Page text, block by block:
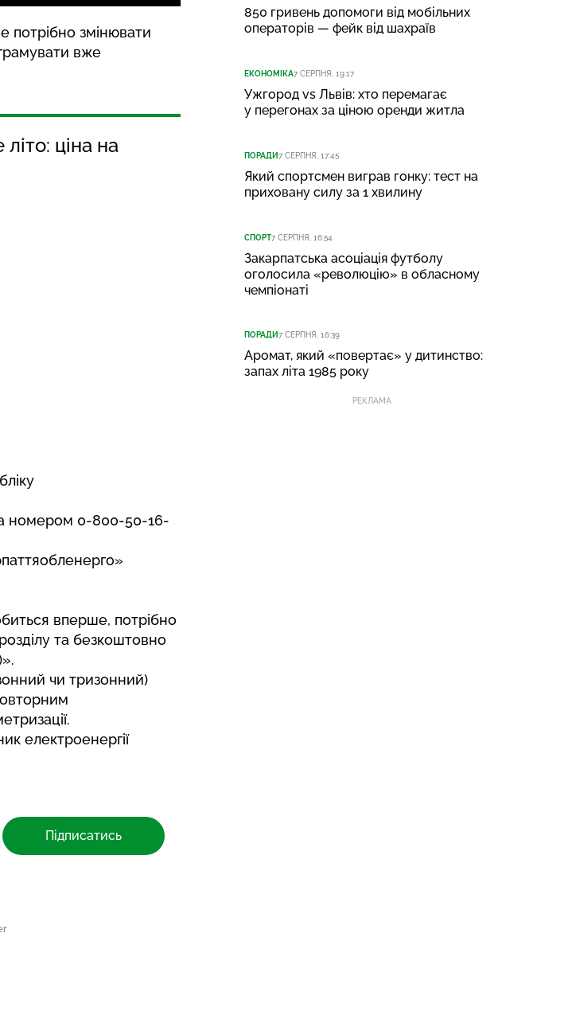
потрібно змінювати
вже
ціна на
номером 0-800-50-16-
вперше, потрібно
та безкоштовно
чи тризонний)
електроенергії
Підписатись
850 гривень допомоги від мобільних
операторів — фейк від шахраїв
ЕКОНОМІКА7 СЕРПНЯ, 19:17
Ужгород vs Львів: хто перемагає
у перегонах за ціною оренди житла
ПОРАДИ7 СЕРПНЯ, 17:45
Який спортсмен виграв гонку: тест на
приховану силу за 1 хвилину
СПОРТ7 СЕРПНЯ, 16:54
Закарпатська асоціація футболу
оголосила «революцію» в обласному
чемпіонаті
ПОРАДИ7 СЕРПНЯ, 16:39
Аромат, який «повертає» у дитинство:
запах літа 1985 року
РЕКЛАМА